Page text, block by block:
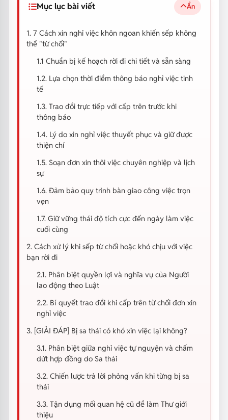
Mục lục bài viết Ẩn
1. 7 Cách xin nghỉ việc khôn ngoan khiến sếp không
thể "từ chối"
1.1 Chuẩn bị kế hoạch rời đi chi tiết và sẵn sàng
1.2. Lựa chọn thời điểm thông báo nghỉ việc tinh
tế
1.3. Trao đổi trực tiếp với cấp trên trước khi
thông báo
1.4. Lý do xin nghỉ việc thuyết phục và giữ được
thiện chí
1.5. Soạn đơn xin thôi việc chuyên nghiệp và lịch
sự
1.6. Đảm bảo quy trình bàn giao công việc trọn
vẹn
1.7. Giữ vững thái độ tích cực đến ngày làm việc
cuối cùng
2. Cách xử lý khi sếp từ chối hoặc khó chịu với việc
bạn rời đi
2.1. Phân biệt quyền lợi và nghĩa vụ của Người
lao động theo Luật
2.2. Bí quyết trao đổi khi cấp trên từ chối đơn xin
nghỉ việc
3. [GIẢI ĐÁP] Bị sa thải có khó xin việc lại không?
3.1. Phân biệt giữa nghỉ việc tự nguyện và chấm
dứt hợp đồng do Sa thải
3.2. Chiến lược trả lời phỏng vấn khi từng bị sa
thải
3.3. Tận dụng mối quan hệ cũ để làm Thư giới
thiệu